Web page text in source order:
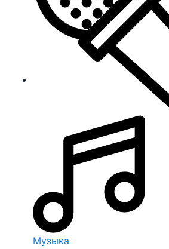
Музыка